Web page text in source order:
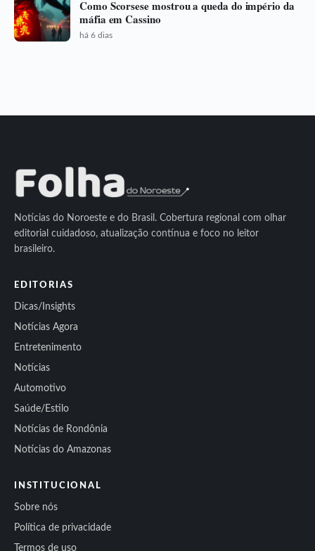
Como Scorsese mostrou a queda do império da
máfia em Cassino
há 6 dias
Notícias do Noroeste e do Brasil. Cobertura regional com olhar
editorial cuidadoso, atualização contínua e foco no leitor
brasileiro.
EDITORIAS
Dicas/Insights
Notícias Agora
Entretenimento
Notícias
Automotivo
Saúde/Estilo
Notícias de Rondônia
Notícias do Amazonas
INSTITUCIONAL
Sobre nós
Política de privacidade
Termos de uso